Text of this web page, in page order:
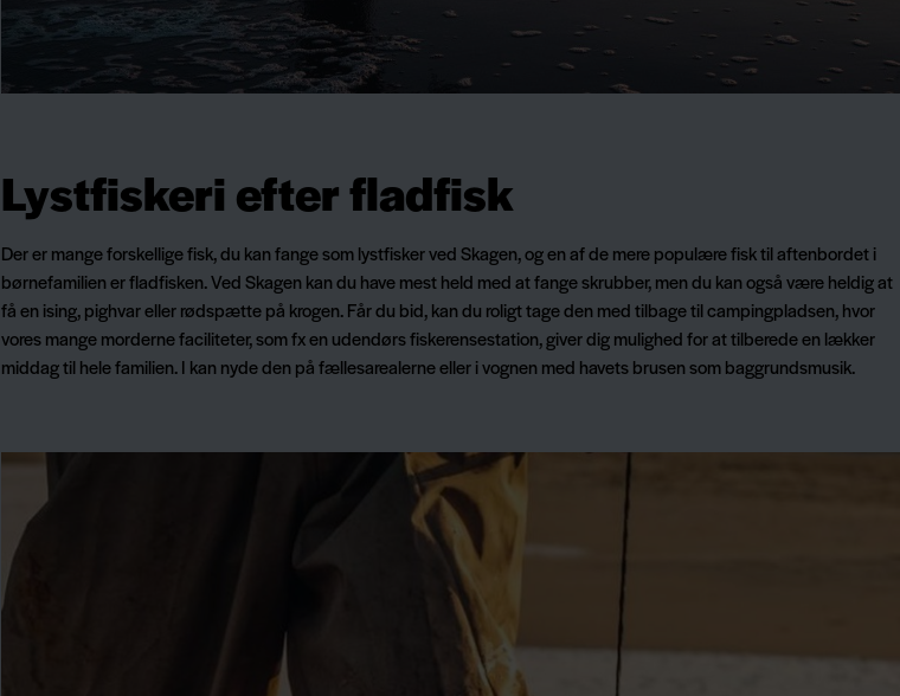
Lystfiskeri efter fladfisk
Der er mange forskellige fisk, du kan fange som lystfisker ved Skagen, og en af de mere populære fisk til aftenbordet i
børnefamilien er fladfisken. Ved Skagen kan du have mest held med at fange skrubber, men du kan også være heldig at
få en ising, pighvar eller rødspætte på krogen. Får du bid, kan du roligt tage den med tilbage til campingpladsen, hvor
vores mange morderne faciliteter, som fx en udendørs fiskerensestation, giver dig mulighed for at tilberede en lækker
middag til hele familien. I kan nyde den på fællesarealerne eller i vognen med havets brusen som baggrundsmusik.